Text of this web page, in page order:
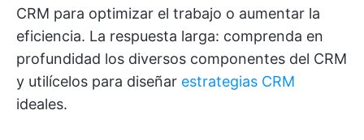
CRM para optimizar el trabajo o aumentar la
eficiencia. La respuesta larga: comprenda en
profundidad los diversos componentes del CRM
y utilícelos para diseñar estrategias CRM
ideales.